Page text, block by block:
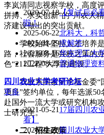
李岚清同志视察学校，高度
拼搏、求实创新”的“川农大
济建设做出的突出贡献。
学校始终坚持人才培养是
路，社会服务是兴校之策的
色“211工程”大学的建设。
我校系国家留学基金委“
项目”签约单位，每年选派
赴国外一流大学或研究机构
士研究生。
二、招生政策
2020-07-18【复试后必
啦！
2025-06-22北科大，科
2025-01-29求解答
2023-03-16华东理工大
2022-08-25普通物理资
四川农业大学考研论坛
更多
2021-05-21 17届四川农
看】
2026-02-25四川农业大